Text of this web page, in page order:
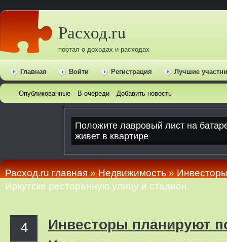
Расход.ru
портал о доходах и расходах
Главная Войти Регистрация Лучшие
Опубликованные В очереди Добавить новость
Расход.ru главная»Недвижимость»
Иркутске ресторанную улицу и стадион
4
Инвесторы планируют